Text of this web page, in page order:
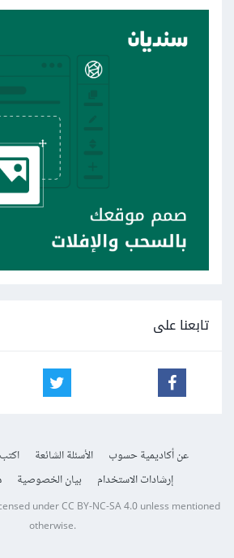
تابعنا على
عن أكاديمية حسوب الأسئلة الشائعة
إرشادات الاستخدام
بيان الخصوصية
underCC BY-NC-SA 4.0unless mentioned
otherwise.